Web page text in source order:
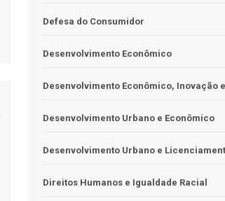
Defesa do Consumidor
Desenvolvimento Econômico
Desenvolvimento Econômico, Inovação
Desenvolvimento Urbano e Econômico
Desenvolvimento Urbano e
Direitos Humanos e Igualdade Racial